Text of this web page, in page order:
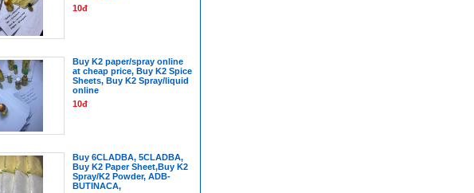
10đ
Buy K2 paper/spray online
at cheap price, Buy K2 Spice
Sheets, Buy K2 Spray/liquid
online
10đ
Buy 6CLADBA, 5CLADBA,
Buy K2 Paper Sheet,Buy K2
Spray/K2 Powder, ADB-
BUTINACA,